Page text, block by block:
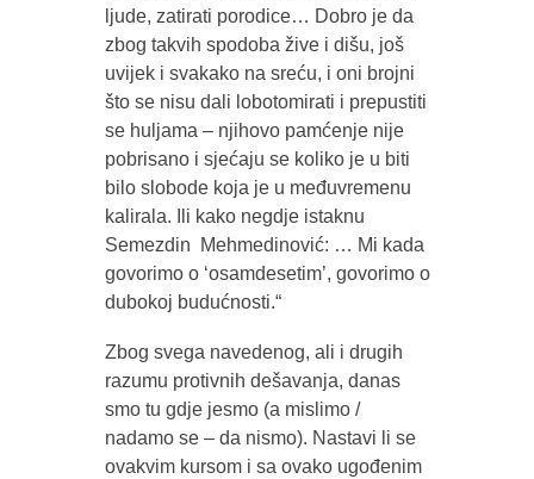
ljude, zatirati porodice… Dobro je da
zbog takvih spodoba žive i dišu, još
uvijek i svakako na sreću, i oni brojni
što se nisu dali lobotomirati i prepustiti
se huljama – njihovo pamćenje nije
pobrisano i sjećaju se koliko je u biti
bilo slobode koja je u međuvremenu
kalirala. Ili kako negdje istaknu
Semezdin Mehmedinović: … Mi kada
govorimo o ‘osamdesetim’, govorimo o
dubokoj budućnosti.“
Zbog svega navedenog, ali i drugih
razumu protivnih dešavanja, danas
smo tu gdje jesmo (a mislimo /
nadamo se – da nismo). Nastavi li se
ovakvim kursom i sa ovako ugođenim